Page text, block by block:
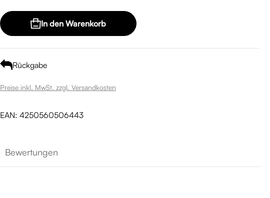
In den Warenkorb
Rückgabe
Preise inkl. MwSt. zzgl. Versandkosten
EAN: 4250560506443
Bewertungen